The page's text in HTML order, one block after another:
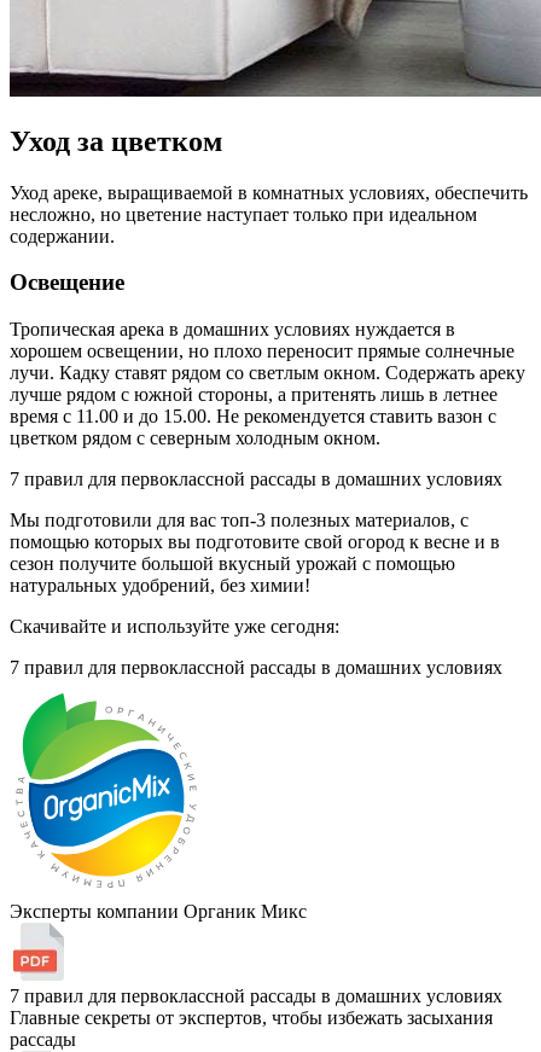
Уход за цветком
Уход ареке, выращиваемой в комнатных условиях, обеспечить
несложно, но цветение наступает только при идеальном
содержании.
Освещение
Тропическая арека в домашних условиях нуждается в
хорошем освещении, но плохо переносит прямые солнечные
лучи. Кадку ставят рядом со светлым окном. Содержать ареку
лучше рядом с южной стороны, а притенять лишь в летнее
время с 11.00 и до 15.00. Не рекомендуется ставить вазон с
цветком рядом с северным холодным окном.
7 правил для первоклассной рассады в домашних условиях
Мы подготовили для вас топ-3 полезных материалов, с
помощью которых вы подготовите свой огород к весне и в
сезон получите большой вкусный урожай с помощью
натуральных удобрений, без химии!
Скачивайте и используйте уже сегодня:
7 правил для первоклассной рассады в домашних условиях
Эксперты компании Органик Микс
7 правил для первоклассной рассады в домашних условиях
Главные секреты от экспертов, чтобы избежать засыхания
рассады